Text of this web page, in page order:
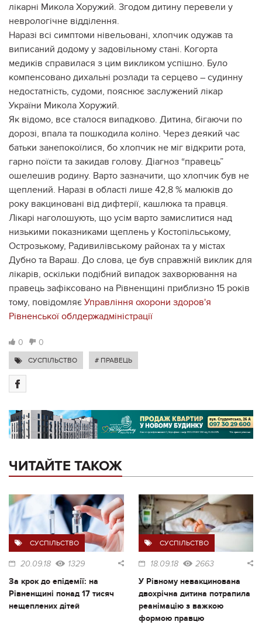
лікарні Микола Хоружий. Згодом дитину перевели у
неврологічне відділення.
Наразі всі симптоми нівельовані, хлопчик одужав та
виписаний додому у задовільному стані. Когорта
медиків справилася з цим викликом успішно. Було
компенсовано дихальні розлади та серцево – судинну
недостатність, судоми, пояснює заслужений лікар
України Микола Хоружий.
Як відомо, все сталося випадково. Дитина, бігаючи по
дорозі, впала та пошкодила коліно. Через деякий час
батьки занепокоїлися, бо хлопчик не міг відкрити рота,
гарно поїсти та закидав голову. Діагноз “правець”
ошелешив родину. Варто зазначити, що хлопчик був не
щеплений. Наразі в області лише 42,8 % малюків до
року вакциновані від дифтерії, кашлюка та правця.
Лікарі наголошують, що усім варто замислитися над
низькими показниками щеплень у Костопільському,
Острозькому, Радивилівському районах та у містах
Дубно та Вараш. До слова, це був справжній виклик для
лікарів, оскільки подібний випадок захворювання на
правець зафіксовано на Рівненщині приблизно 15 років
тому, повідомляє Управління охорони здоров'я
Рівненської облдержадміністрації
0 0
СУСПІЛЬСТВО # ПРАВЕЦЬ
ЧИТАЙТЕ ТАКОЖ
СУСПІЛЬСТВО
20.09.18 1329
За крок до епідемії: на
Рівненщині понад 17 тисяч
нещеплених дітей
СУСПІЛЬСТВО
18.09.18 2663
У Рівному невакцинована
двохрічна дитина потрапила
реанімацію з важкою
формою правцю